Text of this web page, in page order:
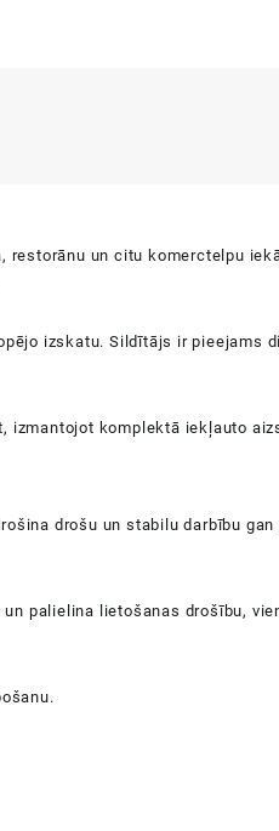
restorānu un citu komerctelpu
izskatu. Sildītājs ir pieejams
izmantojot komplektā iekļauto
drošu un stabilu darbību gan
un palielina lietošanas drošību,